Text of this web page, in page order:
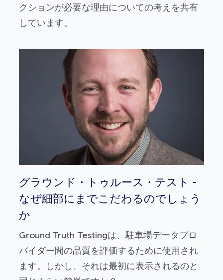
クションが必要な理由についての考えを共有
しています。
グラウンド・トゥルース・テスト -
なぜ細部にまでこだわるのでしょう
か
Ground Truth Testingは、駐車場データプロ
バイダー間の品質を評価するために使用され
ます。しかし、それは最初に表示されるのと